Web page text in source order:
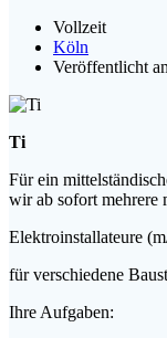
Vollzeit
Köln
Veröffentlicht
Ti
Für ein
wir ab sofort mehrere
Elektroinstallateure
für verschiedene
Ihre Aufgaben: